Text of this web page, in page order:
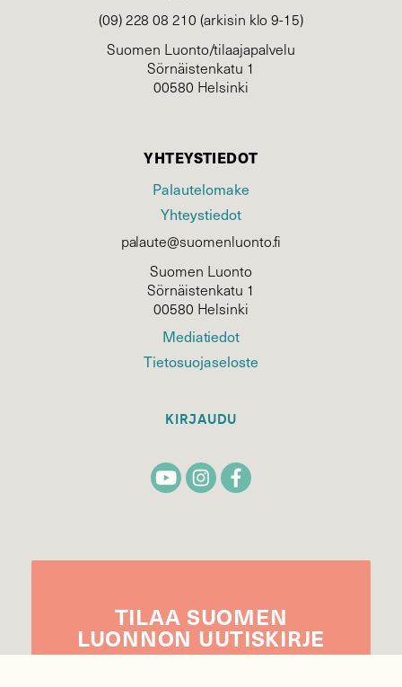
(09) 228 08 210 (arkisin klo 9-15)
Suomen Luonto/tilaajapalvelu
Sörnäistenkatu 1
00580 Helsinki
YHTEYSTIEDOT
Palautelomake
Yhteystiedot
palaute@suomenluonto.fi
Suomen Luonto
Sörnäistenkatu 1
00580 Helsinki
Mediatiedot
Tietosuojaseloste
KIRJAUDU
TILAA SUOMEN
LUONNON UUTIS­KIRJE